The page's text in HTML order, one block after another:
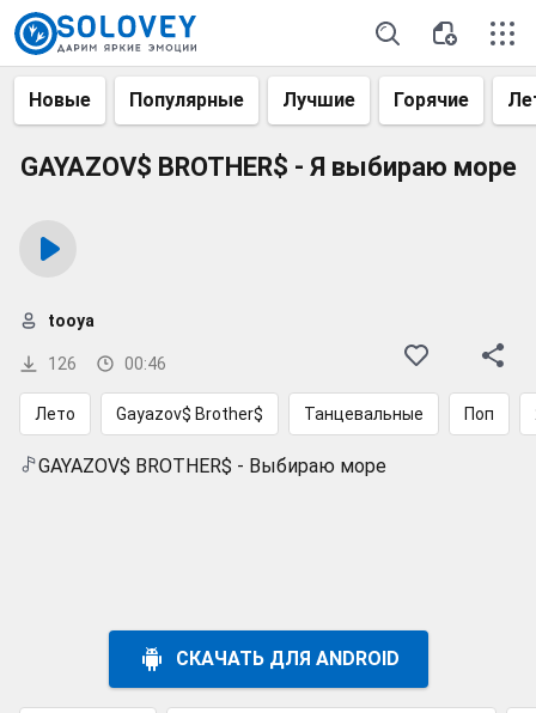
Новые Популярные Лучшие Горячие
GAYAZOV$ BROTHER$ - Я выбираю море
126 00:46
tooya
Лето Gayazov$ Brother$ Танцевальные Поп
GAYAZOV$ BROTHER$ - Выбираю море
СКАЧАТЬ ДЛЯ ANDROID